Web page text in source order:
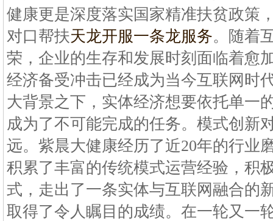
健康更是深度落实国家精准扶贫政策
对口帮扶天龙开服一条龙服务。随着
荣，企业的生存和发展时刻面临着愈
经济备受冲击已经成为当今互联网时
大背景之下，实体经济想要依托单一
成为了不可能完成的任务。模式创新
远。紫晨大健康经历了近20年的行业
积累了丰富的传统模式运营经验，积
式，走出了一条实体与互联网融合的
取得了令人瞩目的成绩。在一轮又一